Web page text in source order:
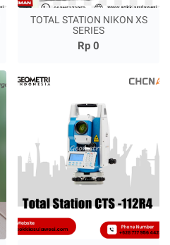
TOTAL STATION NIKON XS
SERIES
Rp 0